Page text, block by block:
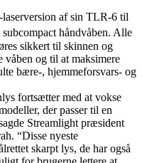
laserversion af sin TLR-6 til
håndvåben. Alle
sikkert til skinnen og
våben og til at maksimere
bære-, hjemmeforsvars- og
fortsætter med at vokse
der passer til en
Streamlight præsident
“Disse nyeste
skarpt lys, de har også